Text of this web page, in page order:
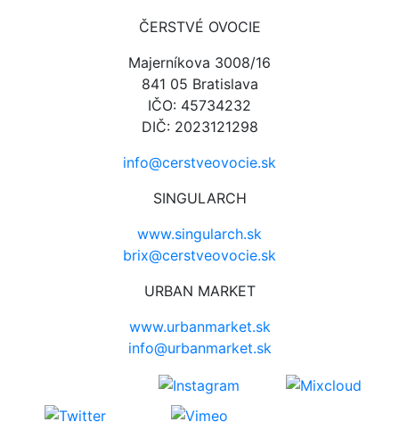
ČERSTVÉ OVOCIE
Majerníkova 3008/16
841 05 Bratislava
IČO: 45734232
DIČ: 2023121298
info@cerstveovocie.sk
SINGULARCH
www.singularch.sk
brix@cerstveovocie.sk
URBAN MARKET
www.urbanmarket.sk
info@urbanmarket.sk